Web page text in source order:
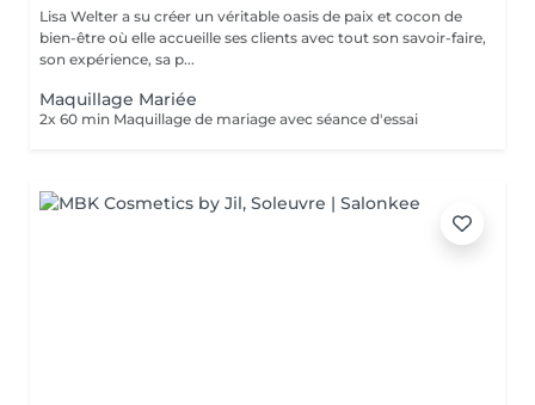
Lisa Welter a su créer un véritable oasis de paix et cocon de
bien-être où elle accueille ses clients avec tout son savoir-faire,
son expérience, sa p...
Maquillage Mariée
2x 60 min Maquillage de mariage avec séance d'essai